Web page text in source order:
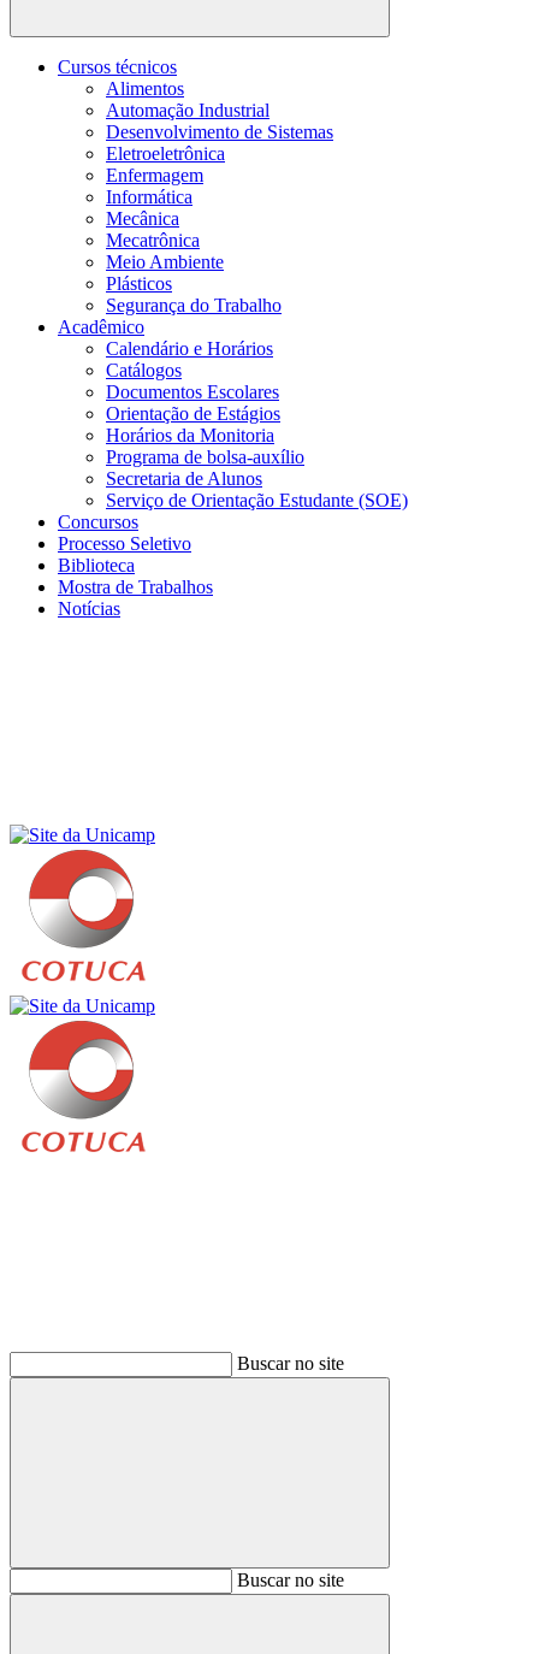
Buscar
Cursos técnicos
Alimentos
Automação Industrial
Desenvolvimento de Sistemas
Eletroeletrônica
Enfermagem
Informática
Mecânica
Mecatrônica
Meio Ambiente
Plásticos
Segurança do Trabalho
Acadêmico
Calendário e Horários
Catálogos
Documentos Escolares
Orientação de Estágios
Horários da Monitoria
Programa de bolsa-auxílio
Secretaria de Alunos
Serviço de Orientação Estudante (SOE)
Concursos
Processo Seletivo
Biblioteca
Mostra de Trabalhos
Notícias
Buscar no site
BuscarBuscar no site